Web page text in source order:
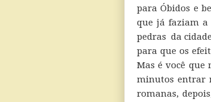
para Óbidos e
que já faziam a
pedras da
para que os
Mas é você que
minutos entrar
romanas,